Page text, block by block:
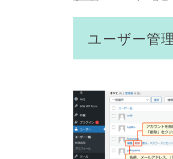
ユーザー管